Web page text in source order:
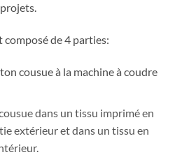
de 4 parties:
cousue à la machine à coudre
dans un tissu imprimé en
extérieur et dans un tissu en